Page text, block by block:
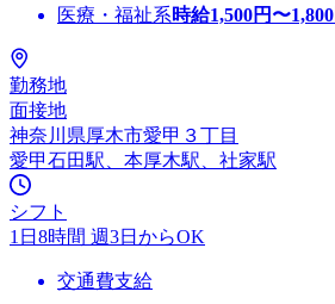
医療・福祉系時給1,500円〜1,800
勤務地
面接地
神奈川県厚木市愛甲３丁目
愛甲石田駅、本厚木駅、社家駅
シフト
1日8時間 週3日からOK
交通費支給